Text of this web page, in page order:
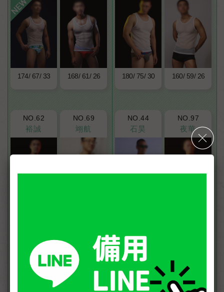
174 67 33 168 61 26
NO.62
裕誠
NO.69
翊航
NO.25
奈特
NO.58
龍軍【高雄→台南】
180 75 30 160 59 26
NO.44
石昊
NO.97
夜華
NO.11
米修 學哲